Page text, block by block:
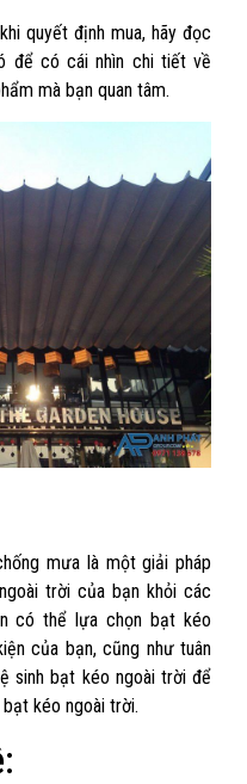
quyết định mua, hãy đọc
để có cái nhìn chi tiết về
mà bạn quan tâm.
mưa là một giải pháp
trời của bạn khỏi các
có thể lựa chọn bạt kéo
của bạn, cũng như tuân
sinh bạt kéo ngoài trời để
kéo ngoài trời.